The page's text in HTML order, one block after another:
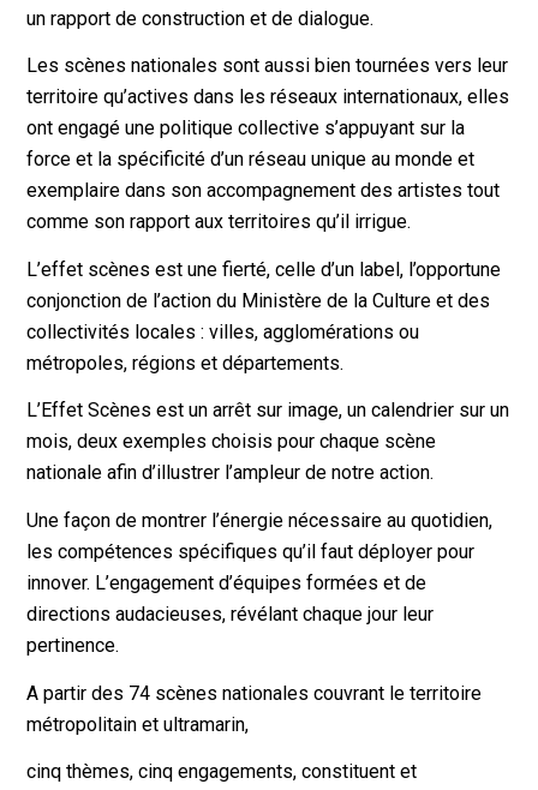
un rapport de construction et de dialogue.
Les scènes nationales sont aussi bien tournées vers leur
territoire qu’actives dans les réseaux internationaux, elles
ont engagé une politique collective s’appuyant sur la
force et la spécificité d’un réseau unique au monde et
exemplaire dans son accompagnement des artistes tout
comme son rapport aux territoires qu’il irrigue.
L’effet scènes est une fierté, celle d’un label, l’opportune
conjonction de l’action du Ministère de la Culture et des
collectivités locales : villes, agglomérations ou
métropoles, régions et départements.
L’Effet Scènes est un arrêt sur image, un calendrier sur un
mois, deux exemples choisis pour chaque scène
nationale afin d’illustrer l’ampleur de notre action.
Une façon de montrer l’énergie nécessaire au quotidien,
les compétences spécifiques qu’il faut déployer pour
innover. L’engagement d’équipes formées et de
directions audacieuses, révélant chaque jour leur
pertinence.
A partir des 74 scènes nationales couvrant le territoire
métropolitain et ultramarin,
cinq thèmes, cinq engagements, constituent et